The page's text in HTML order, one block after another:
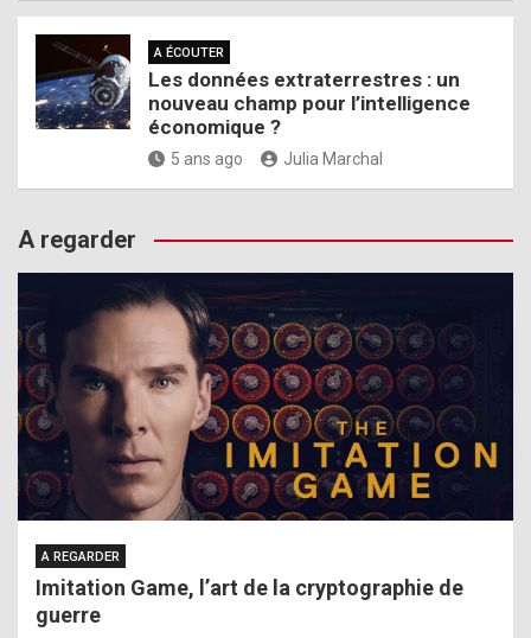
A ÉCOUTER
Les données extraterrestres : un
nouveau champ pour l’intelligence
économique ?
5 ans ago Julia Marchal
A regarder
A REGARDER
Imitation Game, l’art de la cryptographie de
guerre